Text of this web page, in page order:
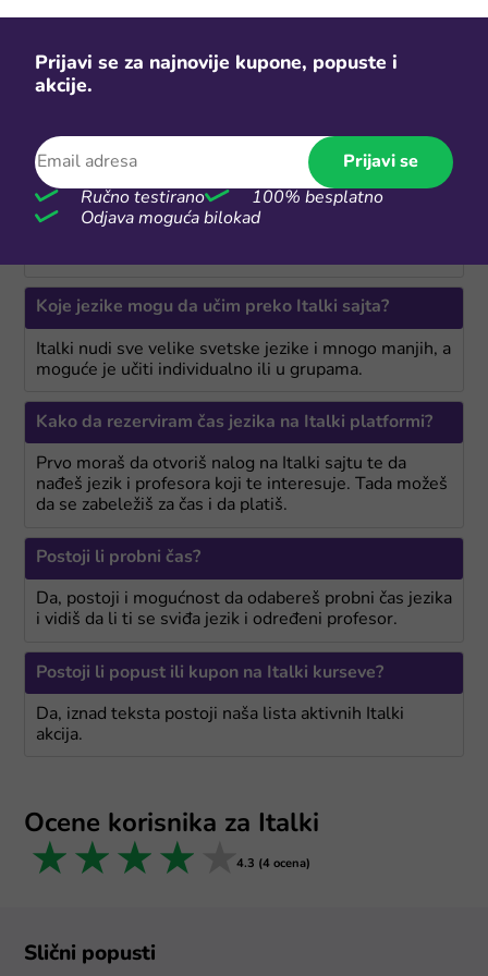
vreme i podržati tvoje hobije.
Česta pitanja za Italki
Šta je Italki?
Koje jezike mogu da učim preko Italki sajta?
Italki nudi sve velike svetske jezike i mnogo manjih, a
moguće je učiti individualno ili u grupama.
Kako da rezerviram čas jezika na Italki platformi?
Prvo moraš da otvoriš nalog na Italki sajtu te da
nađeš jezik i profesora koji te interesuje. Tada možeš
da se zabeležiš za čas i da platiš.
Postoji li probni čas?
Da, postoji i mogućnost da odabereš probni čas jezika
i vidiš da li ti se sviđa jezik i određeni profesor.
Postoji li popust ili kupon na Italki kurseve?
Da, iznad teksta postoji naša lista aktivnih Italki
akcija.
Ocene korisnika za Italki
5 stars
4 stars
3 stars
2 stars
1 star 4.3 (4 ocena)
Slični popusti
Prijavi se za najnovije kupone, popuste i
akcije.
Prijavi se
Ručno testirano
100% besplatno
Odjava moguća bilokad